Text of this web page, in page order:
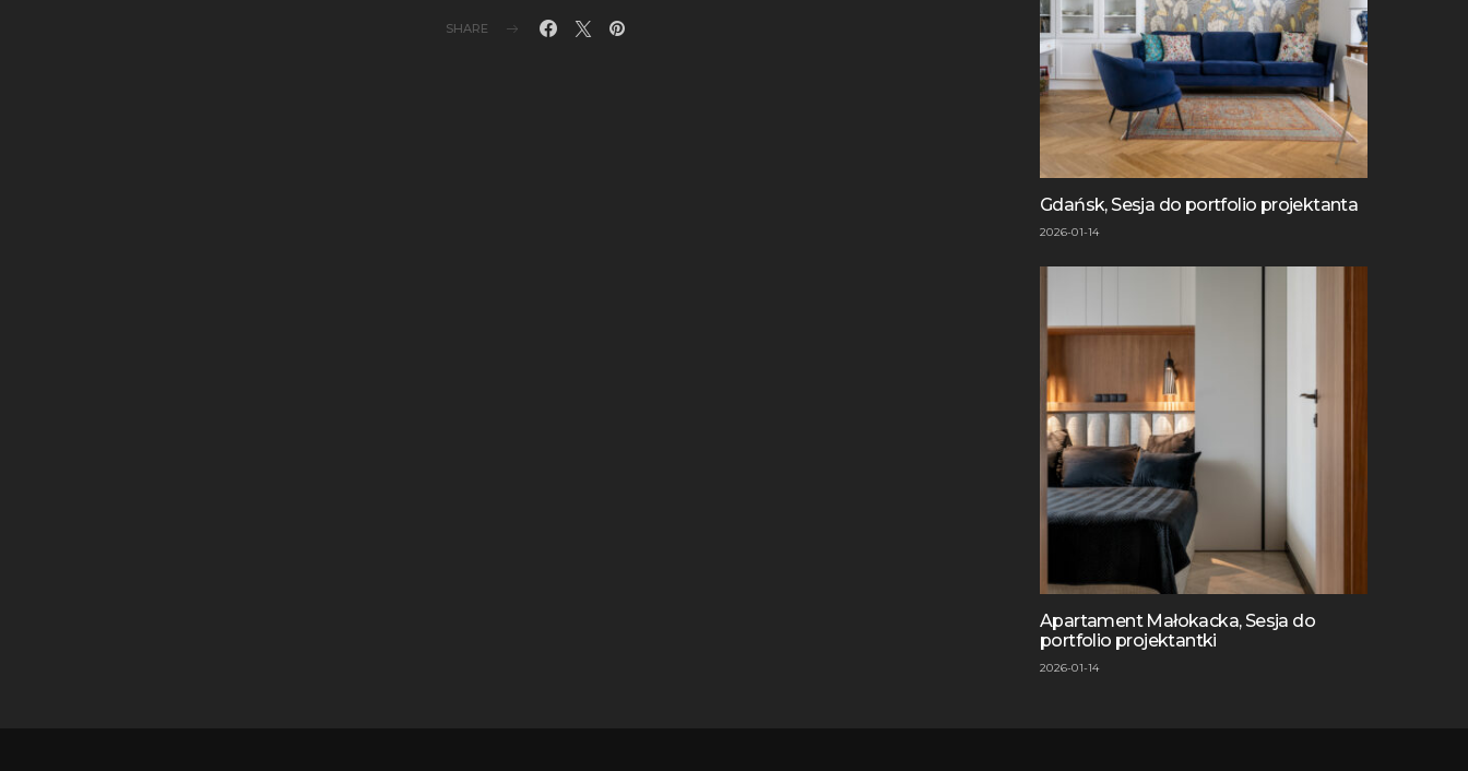
SHARE
Gdańsk, Sesja do portfolio projektanta
2026-01-14
Apartament Małokacka, Sesja do
portfolio projektantki
2026-01-14